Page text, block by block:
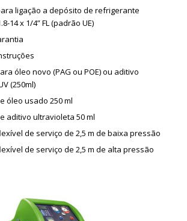
ligação a depósito de refrigerante
14 x 1/4” FL (padrão UE)
óleo novo (PAG ou POE) ou aditivo
(250ml)
óleo usado 250 ml
aditivo ultravioleta 50 ml
de serviço de 2,5 m de baixa pressão
de serviço de 2,5 m de alta pressão